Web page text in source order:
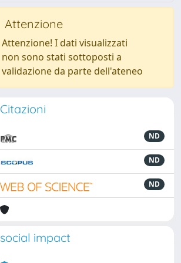
Attenzione
Attenzione! I dati visualizzati
non sono stati sottoposti a
validazione da parte dell'ateneo
Citazioni
ND
ND
ND
social impact